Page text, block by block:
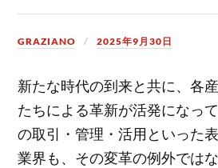
GRAZIANO 2025年9月30日
新たな時代の到来と共に、各
たちによる革新が活発になって
の取引・管理・活用といった
業界も、その変革の例外では